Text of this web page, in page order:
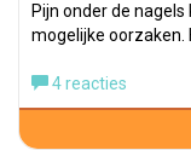
Pijn onder de
mogelijke oorzaken.
4 reacties